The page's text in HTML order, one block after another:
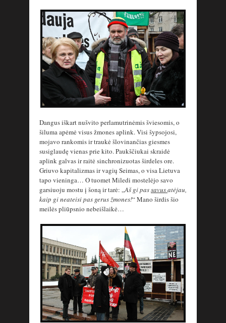
Dangus iškart nušvito perlamutrinėmis šviesomis, o
šiluma apėmė visus žmones aplink. Visi šypsojosi,
mojavo rankomis ir traukė šlovinančias giesmes
susiglaudę vienas prie kito. Paukščiukai skraidė
aplink galvas ir raitė sinchronizuotas širdeles ore.
Griuvo kapitalizmas ir vagių Seimas, o visa Lietuva
tapo vieninga… O tuomet Miledi mostelėjo savo
garsiuoju mostu į šoną ir tarė: „Aš gi passavusatėjau,
kaip gi neateisi pas gerus žmones!“ Mano širdis šio
meilės pliūpsnio nebeišlaikė…